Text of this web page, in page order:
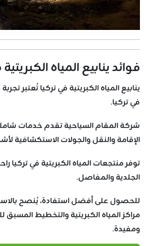
فوائد ينابيع المياه
ينابيع المياه الكبريتية في تركيا تُعتبر
في تركيا.
شركة المقام السياحية تقدم خدمات
الإقامة والنقل والجولات الاستكشافية
توفر منتجعات المياه الكبريتية في تركيا
الجلدية والمفاصل.
للحصول على أفضل استفادة، يُنصح
مراكز المياه الكبريتية والتخطيط
ومفيدة.